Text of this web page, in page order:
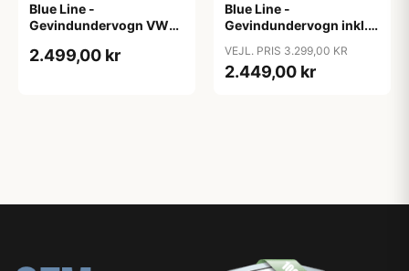
Blue Line -
Gevindundervogn VW
2014- - Multi-link,
2.499,00 kr
Blue Line -
Gevindundervogn inkl.
1.4 TSi, 1.6, 2.0, 2.0T /
DSG, 1.9 TDi
VEJL. PRIS 3.299,00 KR
2.449,00 kr